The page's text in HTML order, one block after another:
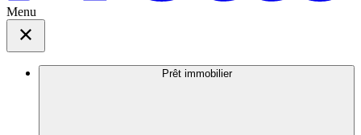
Menu
Prêt immobilier